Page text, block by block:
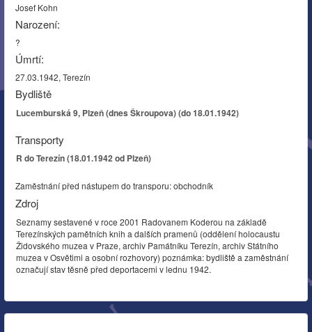
Josef Kohn
Narození:
?
Úmrtí:
27.03.1942, Terezín
Bydliště
Lucemburská 9, Plzeň (dnes Škroupova) (do 18.01.1942)
Transporty
R do Terezín (18.01.1942 od Plzeň)
Zaměstnání před nástupem do transporu: obchodník
Zdroj
Seznamy sestavené v roce 2001 Radovanem Koderou na základě
Terezínských pamětních knih a dalších pramenů (oddělení holocaustu
Židovského muzea v Praze, archiv Památníku Terezín, archiv Státního
muzea v Osvětimi a osobní rozhovory) poznámka: bydliště a zaměstnání
označují stav těsně před deportacemi v lednu 1942.